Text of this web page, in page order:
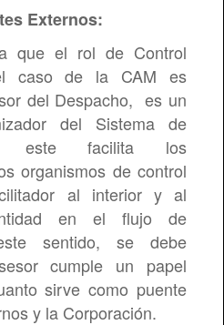
Externos:
que el rol de Control
caso de la CAM es
del Despacho, es un
del Sistema de
este facilita los
organismos de control
al interior y al
en el flujo de
sentido, se debe
cumple un papel
sirve como puente
y la Corporación.